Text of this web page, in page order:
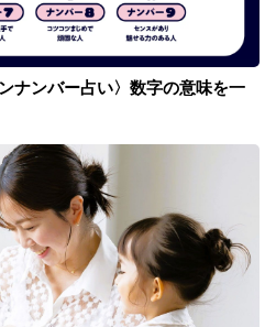
ナンバー占い〉数字の意味を一